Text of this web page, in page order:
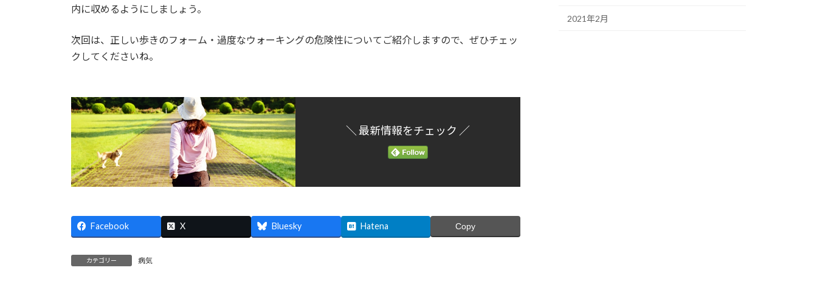
内に収めるようにしましょう。
次回は、正しい歩きのフォーム・過度なウォーキングの危険性についてご紹介しますので、ぜひチェッ
クしてくださいね。
＼ 最新情報をチェック ／
Facebook X Bluesky Hatena Copy
カテゴリー 病気
2021年2月